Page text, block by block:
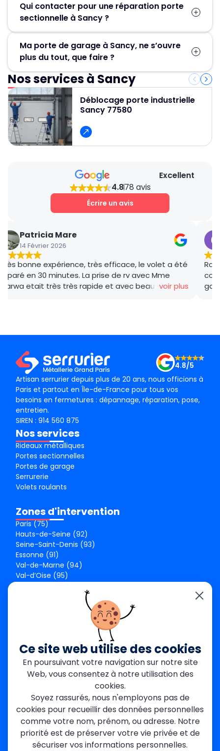
Qui contacter pour une réparation porte
sectionnelle à Sancy ?
Sancy, contactez MGParis au 01 84 24 42 80 !
Nos artisans serruriers assurent un dépannage
rapide et efficace en 30 minute.
Ma porte de garage à Sancy, ne s’ouvre
plus du tout, que faire ?
Contactez Métallerie Grand Paris pour un
service de déblocage porte de garage rapide,
fiable et professionnel et pour obtenir un devis
gratuit et des conseils personnalisés.
Nos services à Sancy
Déblocage porte industrielle
Sancy 77580
Excellent
4.878 avis
Écrire un avis
Patricia Mare
14 Février 2026
Très bonne expérience, très efficace, le volet a été
réparé en 30 minutes. La prise de rv avec Mme
Marwa etait très très rapide et avec beaucoup de
voir plus
Artisan serrurier depuis plus de 20 ans, nous officions à
Paris et partout en Île-de-France pour tous vos
besoins en fermetures : dépannage, réparation, pose,
entretien.
4.8/5
SIREN : 914 560 875
Nos services
Rideaux métalliques
Portes sectionnelles
Portes de garage
Serrurerie
Volets roulants
Zones d'intervention
Paris (75)
Hauts-de-Seine (92)
Seine-Saint-Denis (93)
Essonne (91)
Val-de-Marne (94)
Val-d’Oise (95)
Seine-Saint-Denis
Garges-lès-Gonesse
Val-de-Marne
Dourdan
Mantes-la-Jolie
Créteil
Seine-et-Marne
Contact
Ce site web utilise des cookies
En poursuivant votre navigation sur notre site
Web, vous consentez à notre utilisation des
cookies.
Soyez rassurés, nous n'employons pas de
cookies pour recueillir des données personnelles
comme votre nom, prénom, ou adresse. Notre
priorité est de préserver votre vie privée et de
sécuriser vos informations personnelles.